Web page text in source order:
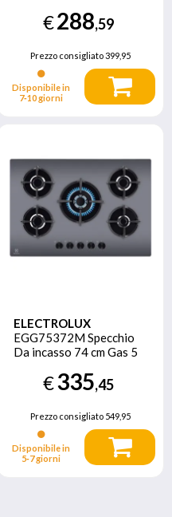
€288,59
Prezzo consigliato399,95
Disponibile in
7‑10 giorni
ELECTROLUX
EGG75372M Specchio
Da incasso 74 cm Gas 5
€335,45
Prezzo consigliato 549,95
Disponibile in
5‑7 giorni